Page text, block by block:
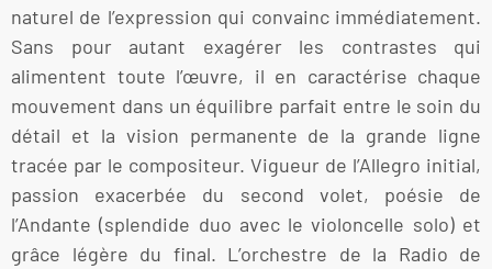
naturel de l’expression qui convainc immédiatement.
Sans pour autant exagérer les contrastes qui
alimentent toute l’œuvre, il en caractérise chaque
mouvement dans un équilibre parfait entre le soin du
détail et la vision permanente de la grande ligne
tracée par le compositeur. Vigueur de l’Allegro initial,
passion exacerbée du second volet, poésie de
l’Andante (splendide duo avec le violoncelle solo) et
grâce légère du final. L’orchestre de la Radio de